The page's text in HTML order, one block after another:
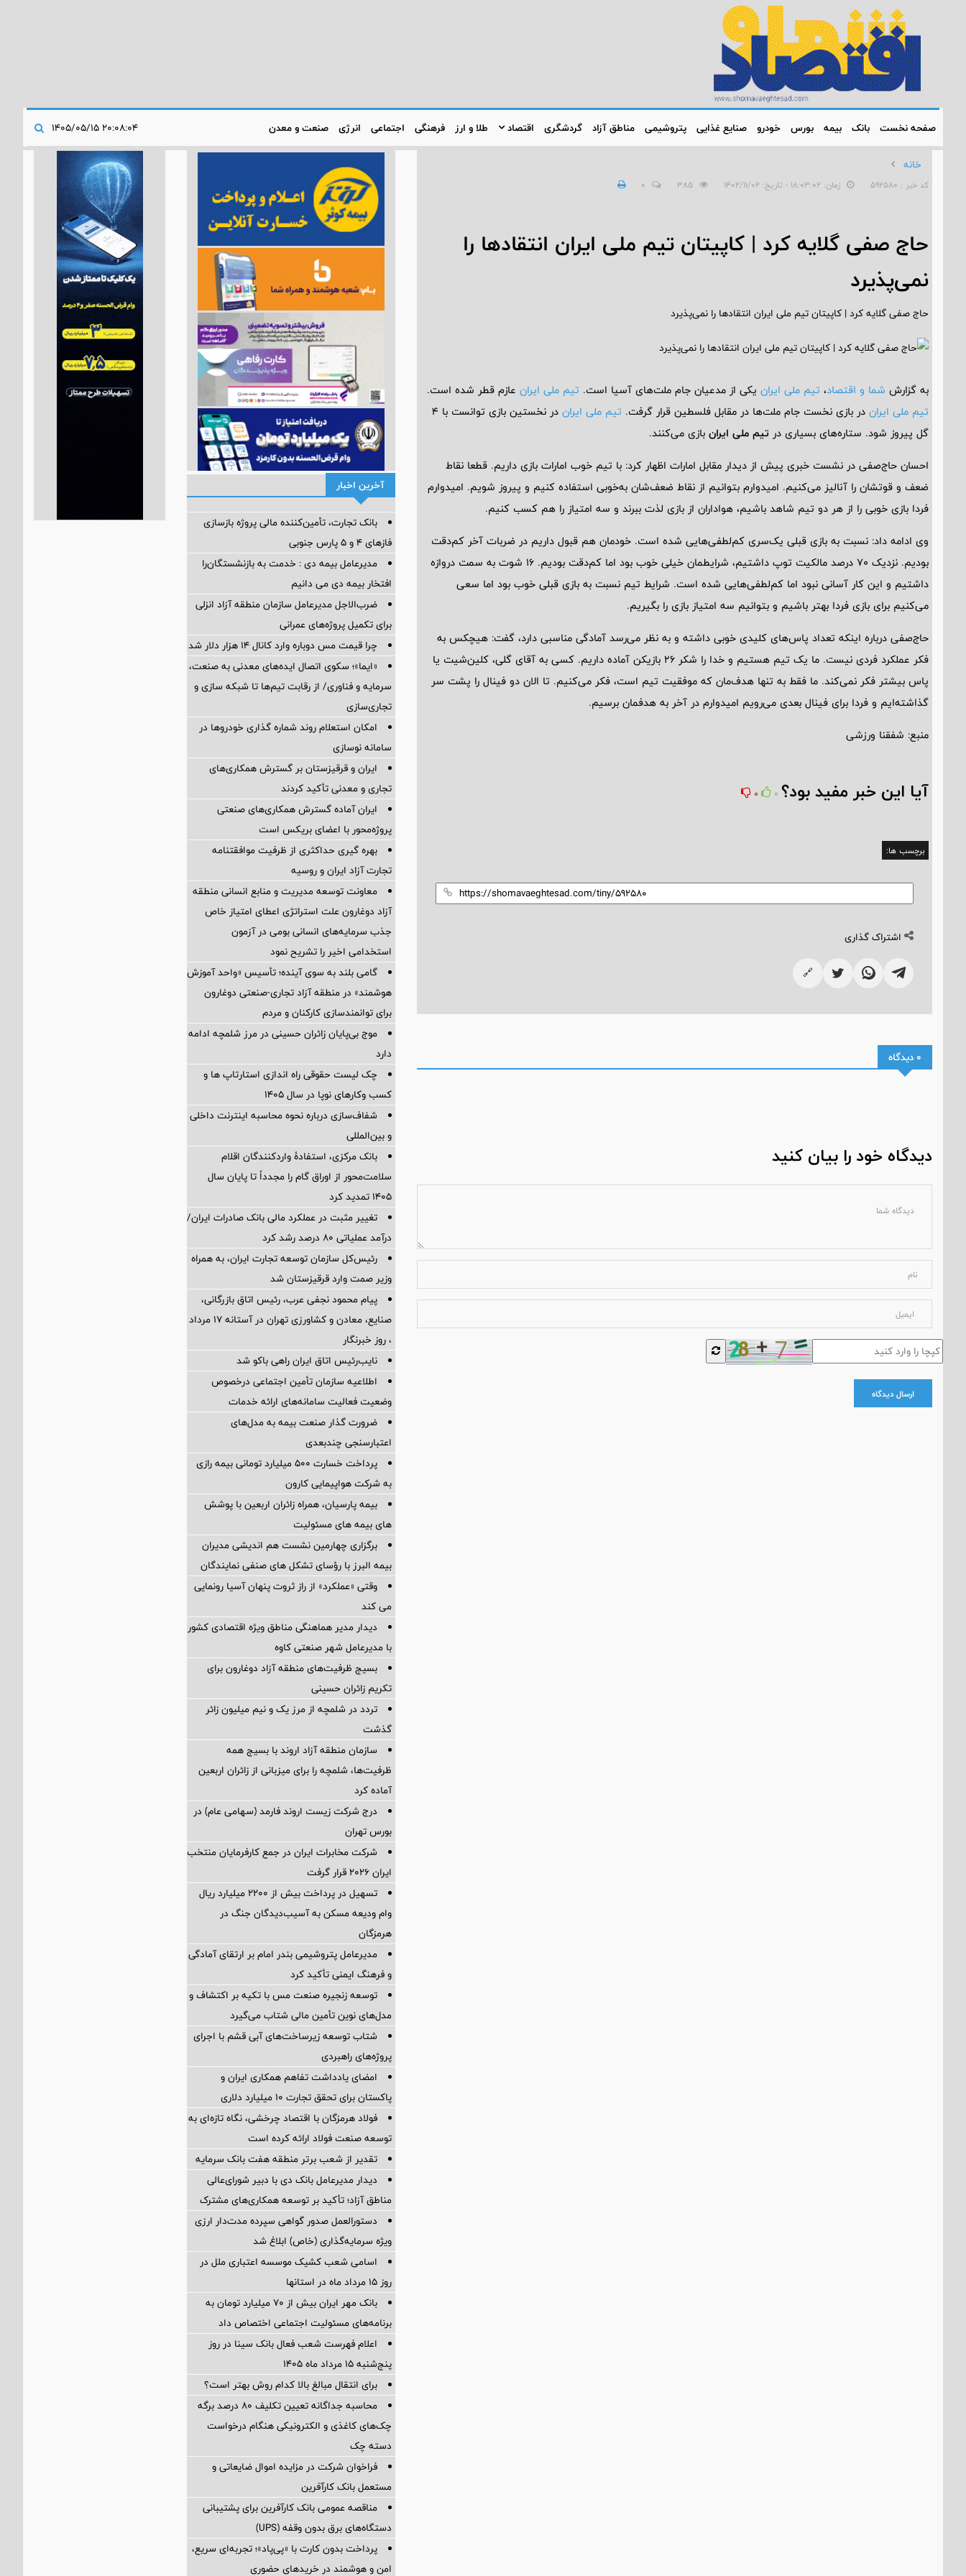
صفحه نخست بانک بیمه بورس خودرو صنایع غذایی پتروشیمی مناطق آزاد گردشگری اقتصاد طلا و ارز فرهنگی اجتماعی انرژی صنعت و معدن
خانه
کد خبر : 592580 زمان: ۱۸:۰۳:۰۲ - تاریخ: ۱۴۰۲/۱۱/۰۲ 0
حاج صفی گلایه کرد | کاپیتان تیم ملی ایران انتقادها را
نمی‌پذیرد
حاج صفی گلایه کرد | کاپیتان تیم ملی ایران انتقادها را نمی‌پذیرد
به گزارش شما و اقتصاد، تیم ملی ایران یکی از مدعیان جام ملت‌های آسیا است. تیم ملی ایران عازم قطر شده است.
تیم ملی ایران در بازی نخست جام ملت‌ها در مقابل فلسطین قرار گرفت. تیم ملی ایران
در نخستین بازی توانست با 4
گل پیروز شود. ستاره‌های بسیاری در تیم ملی ایران بازی می‌کنند.
احسان حاج‌صفی در نشست خبری پیش از دیدار مقابل امارات اظهار کرد: با تیم خوب امارات بازی داریم. قطعا نقاط
ضعف و قوتشان را آنالیز می‌کنیم. امیدوارم بتوانیم از نقاط ضعف‌شان به‌خوبی استفاده کنیم و پیروز شویم. امیدوارم
فردا بازی خوبی را از هر دو تیم شاهد باشیم، هواداران از بازی لذت ببرند و سه امتیاز را هم کسب کنیم.
وی ادامه داد: نسبت به بازی قبلی یک‌سری کم‌لطفی‌هایی شده است. خودمان هم قبول داریم در ضربات آخر کم‌دقت
بودیم. نزدیک ۷۰ درصد مالکیت توپ داشتیم، شرایطمان خیلی خوب بود اما کم‌دقت بودیم. ۱۶ شوت به سمت دروازه
داشتیم و این کار آسانی نبود اما کم‌لطفی‌هایی شده است. شرایط تیم نسبت به بازی قبلی خوب بود اما سعی
می‌کنیم برای بازی فردا بهتر باشیم و بتوانیم سه امتیاز بازی را بگیریم.
حاج‌صفی درباره اینکه تعداد پاس‌های کلیدی خوبی داشته و به نظر می‌رسد آمادگی مناسبی دارد، گفت: هیچکس به
فکر عملکرد فردی نیست. ما یک تیم هستیم و خدا را شکر ۲۶ بازیکن آماده داریم. کسی به آقای گلی، کلین‌شیت یا
پاس بیشتر فکر نمی‌کند. ما فقط به تنها هدف‌مان که موفقیت تیم است، فکر می‌کنیم. تا الان دو فینال را پشت سر
گذاشته‌ایم و فردا برای فینال بعدی می‌رویم امیدوارم در آخر به هدفمان برسیم‌.
منبع: شفقنا ورزشی
آیا این خبر مفید بود؟ 0
0
برچسب ها:
اشتراک گذاری
🔗
0 دیدگاه
دیدگاه خود را بیان کنید
ارسال دیدگاه
آخرین اخبار
بانک تجارت، تأمین‌کننده مالی پروژه بازسازی
فازهای ۴ و ۵ پارس جنوبی
مدیرعامل بیمه دی : خدمت به بازنشستگان‌را
افتخار بیمه دی می دانیم
ضرب‌الاجل مدیرعامل سازمان منطقه آزاد انزلی
برای تكمیل پروژه‌های عمرانی
چرا قیمت مس دوباره وارد کانال ۱۴ هزار دلار شد
«ایما»؛ سکوی اتصال ایده‌های معدنی به صنعت،
سرمایه و فناوری/ از رقابت تیم‌ها تا شبکه سازی و
تجاری‌سازی
امکان استعلام روند شماره گذاری خودروها در
سامانه نوسازی
ایران و قرقیزستان بر گسترش همکاری‌های
تجاری و معدنی تأکید کردند
ایران آماده گسترش همکاری‌های صنعتی
پروژه‌محور با اعضای بریکس است
بهره گیری حداکثری از ظرفیت موافقتنامه
تجارت آزاد ایران و روسیه
معاونت توسعه مدیریت و منابع انسانی منطقه
آزاد دوغارون علت استراتژی اعطای امتیاز خاص
جذب سرمایه‌های انسانی بومی در آزمون
استخدامی اخیر را تشریح نمود
گامی بلند به سوی آینده؛ تأسیس «واحد آموزش
هوشمند» در منطقه آزاد تجاری-صنعتی دوغارون
برای توانمندسازی کارکنان و مردم
موج بی‌پایان زائران حسینی در مرز شلمچه ادامه
دارد
چک لیست حقوقی راه اندازی استارتاپ ها و
کسب وکارهای نوپا در سال ۱۴۰۵
شفاف‌سازی درباره نحوه محاسبه اینترنت داخلی
و بین‌المللی
بانک مرکزی، استفادۀ واردکنندگان اقلام
سلامت‌محور از اوراق گام را مجدداً تا پایان سال
۱۴۰۵ تمدید کرد
تغییر مثبت در عملکرد مالی بانک صادرات ایران/
درآمد عملیاتی 80 درصد رشد کرد
رئیس‌کل سازمان توسعه تجارت ایران، به همراه
وزیر صمت وارد قرقیزستان شد
پیام محمود نجفی عرب، رئیس اتاق بازرگانی،
صنایع، معادن و کشاورزی تهران در آستانه 17 مرداد
، روز خبرنگار
نایب‌رئیس اتاق ایران راهی باکو شد
اطلاعیه سازمان تأمین اجتماعی درخصوص
وضعیت فعالیت سامانه‌های ارائه خدمات
ضرورت گذار صنعت بیمه به مدل‌های
اعتبارسنجی چندبعدی
پرداخت خسارت ۵۰۰ میلیارد تومانی بیمه رازی
به شرکت هواپیمایی کارون
بیمه پارسیان، همراه زائران اربعین با پوشش
های بیمه های مسئولیت
برگزاری چهارمین نشست هم اندیشی مدیران
بیمه البرز با رؤسای تشکل های صنفی نمایندگان
وقتی «عملکرد» از راز ثروت پنهان آسیا رونمایی
می کند
دیدار مدیر هماهنگی مناطق ویژه اقتصادی کشور
با مدیرعامل شهر صنعتی کاوه
بسیج ظرفیت‌های منطقه آزاد دوغارون برای
تکریم زائران حسینی
تردد در شلمچه از مرز یک و نیم میلیون زائر
گذشت
سازمان منطقه آزاد اروند با بسیج همه
ظرفیت‌ها، شلمچه را برای میزبانی از زائران اربعین
آماده کرد
درج شرکت زیست اروند فارمد (سهامی عام) در
بورس تهران
شرکت مخابرات ایران در جمع کارفرمایان منتخب
ایران ۲۰۲۶ قرار گرفت
تسهیل در پرداخت بیش از ۲۲۰۰ میلیارد ریال
وام ودیعه مسکن به آسیب‌دیدگان جنگ در
هرمزگان
مدیرعامل پتروشیمی بندر امام بر ارتقای آمادگی
و فرهنگ ایمنی تأکید کرد
توسعه زنجیره صنعت مس با تکیه بر اکتشاف و
مدل‌های نوین تأمین مالی شتاب می‌گیرد
شتاب توسعه زیرساخت‌های آبی قشم با اجرای
پروژه‌های راهبردی
امضای یادداشت تفاهم همکاری ایران و
پاکستان برای تحقق تجارت ۱۰ میلیارد دلاری
فولاد هرمزگان با اقتصاد چرخشی، نگاه تازه‌ای به
توسعه صنعت فولاد ارائه کرده است
تقدیر از شعب برتر منطقه هفت بانک سرمایه
دیدار مدیرعامل بانک دی با دبیر شورای‌عالی
مناطق آزاد؛ تأکید بر توسعه همکاری‌های مشترک
دستورالعمل صدور گواهی سپرده مدت‌دار ارزی
ویژه سرمایه‌گذاری (خاص) ابلاغ شد
اسامی شعب کشیک موسسه اعتباری ملل در
روز 15 مرداد ماه در استانها
بانک مهر ایران بیش از ۷۰ میلیارد تومان به
برنامه‌های مسئولیت اجتماعی اختصاص داد
اعلام فهرست شعب فعال بانک سینا در روز
پنج‌شنبه 15 مرداد ماه 1405
برای انتقال مبالغ بالا کدام روش بهتر است؟
محاسبه جداگانه تعیین تکلیف 80 درصد برگه
چک‌های کاغذی و الکترونیکی هنگام درخواست
دسته چک
فراخوان شرکت در مزایده اموال ضایعاتی و
مستعمل بانک کارآفرین
مناقصه عمومی بانک کارآفرین برای پشتیبانی
دستگاه‌های برق بدون وقفه (UPS)
پرداخت بدون کارت با «پی‌پاد»؛ تجربه‌ای سریع،
امن و هوشمند در خریدهای حضوری